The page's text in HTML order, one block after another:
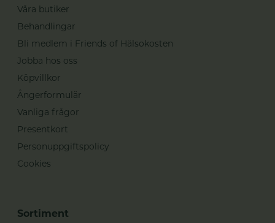
Våra butiker
Behandlingar
Bli medlem i Friends of Hälsokosten
Jobba hos oss
Köpvillkor
Ångerformulär
Vanliga frågor
Presentkort
Personuppgiftspolicy
Cookies
Sortiment